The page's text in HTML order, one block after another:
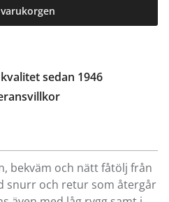
sedan 1946
bekväm och nätt fåtölj från
snurr och retur som återgår